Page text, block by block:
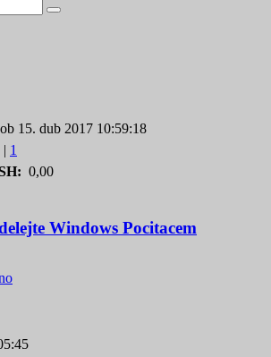
15. dub 2017 10:59:18
| 1
0,00
Windows Pocitacem